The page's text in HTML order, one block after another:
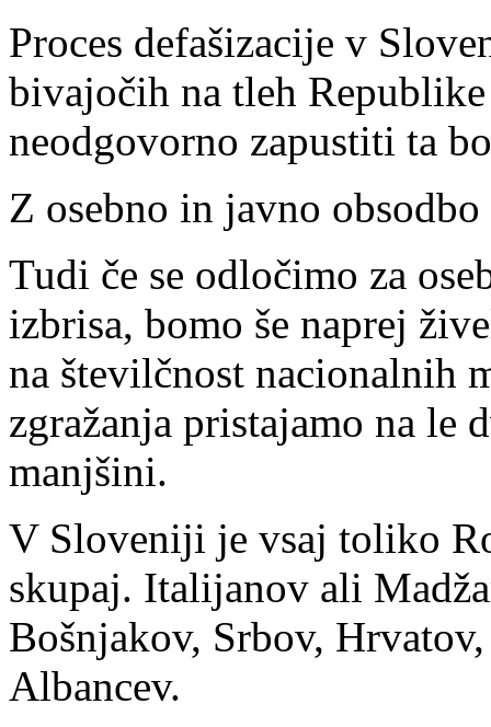
Proces defašizacije v
bivajočih na tleh
neodgovorno zapustiti ta
Z osebno in javno
Tudi če se odločimo za
izbrisa, bomo še naprej
na številčnost nacionalnih
zgražanja pristajamo na le
manjšini.
V Sloveniji je vsaj toliko
skupaj. Italijanov ali
Bošnjakov, Srbov,
Albancev.